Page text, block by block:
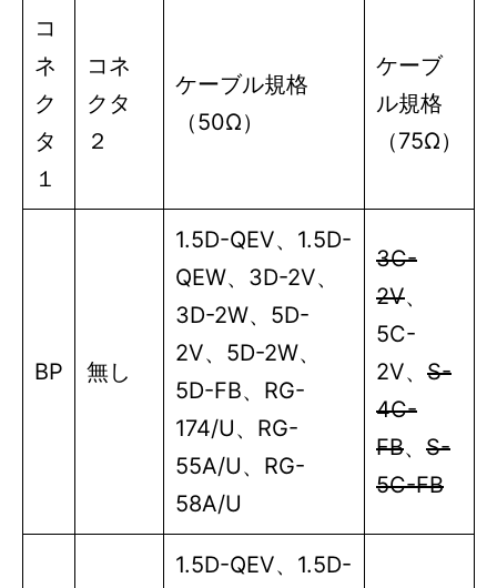
コ
ネ
ク
タ
１
コネ
クタ
２
ケーブル規格
（50Ω）
ケーブ
ル規格
（75Ω）
BP 無し
1.5D-QEV、 1.5D-
QEW、 3D-2V、
3D-2W、 5D-
2V、 5D-2W、
5D-FB、 RG-
174/U、 RG-
55A/U、 RG-
58A/U
3C-
2V、
5C-
2V、 S-
4C-
FB、 S-
5C-FB
1.5D-QEV、 1.5D-